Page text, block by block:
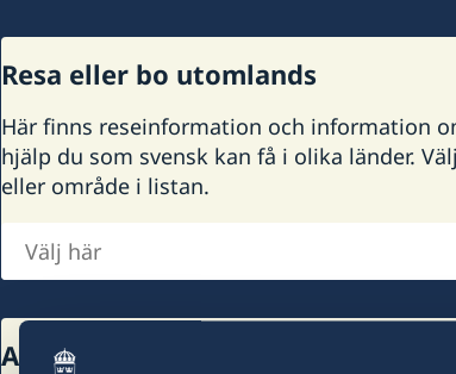
Resa eller bo utomlands
Här finns reseinformation och information
hjälp du som svensk kan få i olika länder.
eller område i listan.
här
Ambassader och generalkonsulat